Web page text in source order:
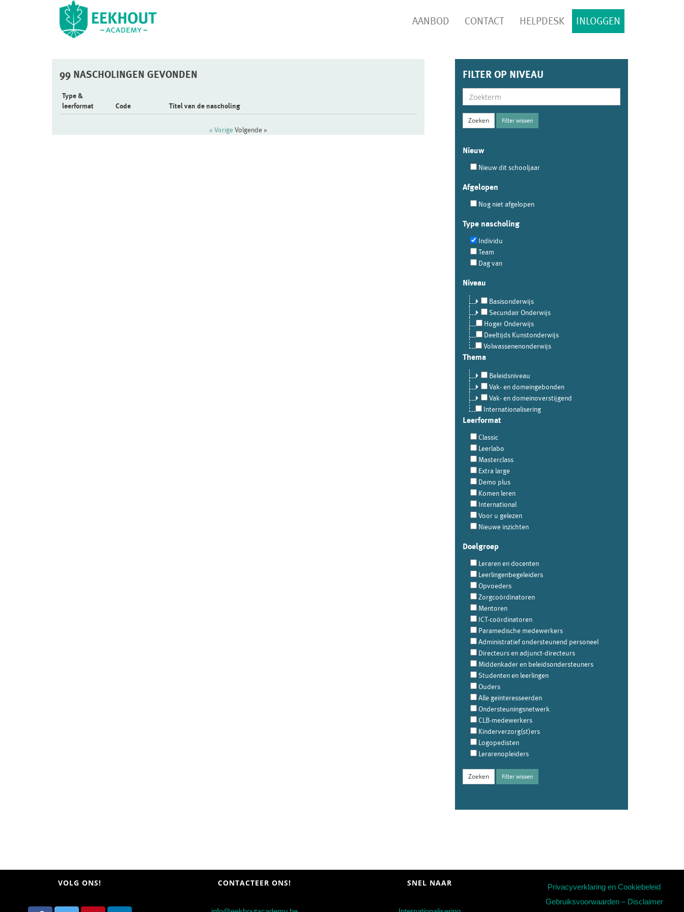
INLOGGEN
AANBOD CONTACT HELPDESK
99 NASCHOLINGEN GEVONDEN
Type &
leerformat
Code Titel van de nascholing
« VorigeVolgende »
FILTER OP NIVEAU
Filter wissen
Nieuw
Nieuw dit schooljaar
Afgelopen
Nog niet afgelopen
Type nascholing
Individu
Team
Dag van
Niveau
Basisonderwijs
Secundair Onderwijs
Hoger Onderwijs
Deeltijds Kunstonderwijs
Volwassenenonderwijs
Thema
Beleidsniveau
Vak- en domeingebonden
Vak- en domeinoverstijgend
Internationalisering
Leerformat
Classic
Leerlabo
Masterclass
Extra large
Demo plus
Komen leren
International
Voor u gelezen
Nieuwe inzichten
Doelgroep
Leraren en docenten
Leerlingenbegeleiders
Opvoeders
Zorgcoördinatoren
Mentoren
ICT-coördinatoren
Paramedische medewerkers
Administratief ondersteunend personeel
Directeurs en adjunct-directeurs
Middenkader en beleidsondersteuners
Studenten en leerlingen
Ouders
Alle geïnteresseerden
Ondersteuningsnetwerk
CLB-medewerkers
Kinderverzorg(st)ers
Logopedisten
Lerarenopleiders
Filter wissen
VOLG ONS! CONTACTEER ONS! SNEL NAAR
Privacyverklaring en Cookiebeleid
Gebruiksvoorwaarden – Disclaimer